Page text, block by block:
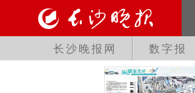
长沙晚报网 数字报